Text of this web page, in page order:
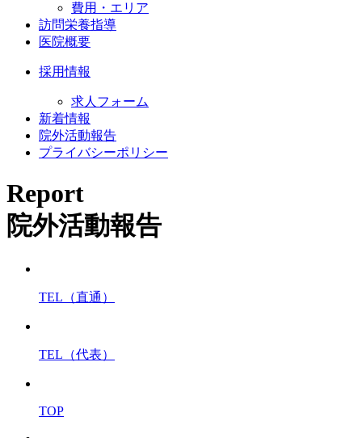
費用・エリア
訪問栄養指導
医院概要
採用情報
求人フォーム
新着情報
院外活動報告
プライバシーポリシー
Report
院外活動報告
TEL（直通）
TEL（代表）
TOP